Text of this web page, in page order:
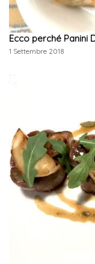
Ecco perché Panini
1 Settembre 2018